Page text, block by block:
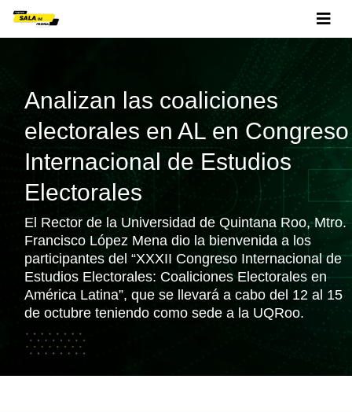
Analizan las coaliciones
electorales en AL en Congreso
Internacional de Estudios
Electorales
El Rector de la Universidad de Quintana Roo, Mtro.
Francisco López Mena dio la bienvenida a los
participantes del “XXXII Congreso Internacional de
Estudios Electorales: Coaliciones Electorales en
América Latina”, que se llevará a cabo del 12 al 15
de octubre teniendo como sede a la UQRoo.